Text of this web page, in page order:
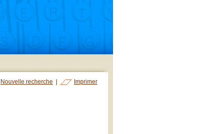
Nouvelle recherche Imprimer